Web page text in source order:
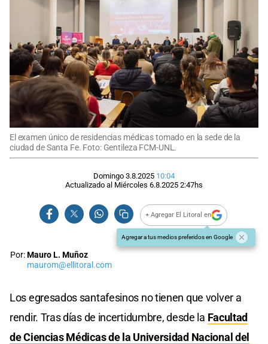
El examen único de residencias médicas tomado en la sede de la
ciudad de Santa Fe. Foto: Gentileza FCM-UNL.
Domingo 3.8.2025 10:04
Actualizado al Miércoles 6.8.2025 2:47hs
+ Agregar El Litoral en
Agregar a tus medios preferidos en Google
Por:Mauro L. Muñoz
maurom@ellitoral.com
Los egresados santafesinos no tienen que volver a
rendir. Tras días de incertidumbre, desde la Facultad
de Ciencias Médicas de la Universidad Nacional del